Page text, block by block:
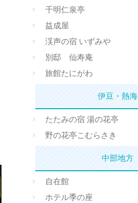
千明仁泉亭
益成屋
渓声の宿 いずみや
別邸 仙寿庵
旅館たにがわ
伊豆・熱海
たたみの宿 湯の花亭
野の花亭こむらさき
中部地方
自在館
ホテル季の座